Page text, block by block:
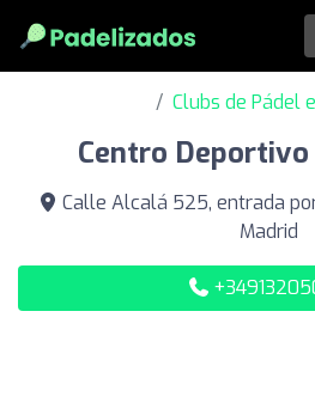
Clubs de Pádel
Centro
Calle Alcalá 525, entrada
Madrid